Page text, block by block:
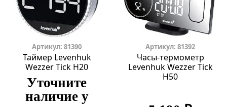
Артикул: 81390
Таймер Levenhuk
Wezzer Tick H20
Уточните
наличие у
Артикул: 81392
Часы-термометр
Levenhuk Wezzer Tick
H50